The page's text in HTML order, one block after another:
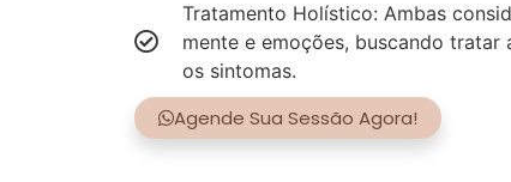
Tratamento Holístico: Ambas
mente e emoções, buscando
os sintomas.
Agende Sua Sessão Agora!